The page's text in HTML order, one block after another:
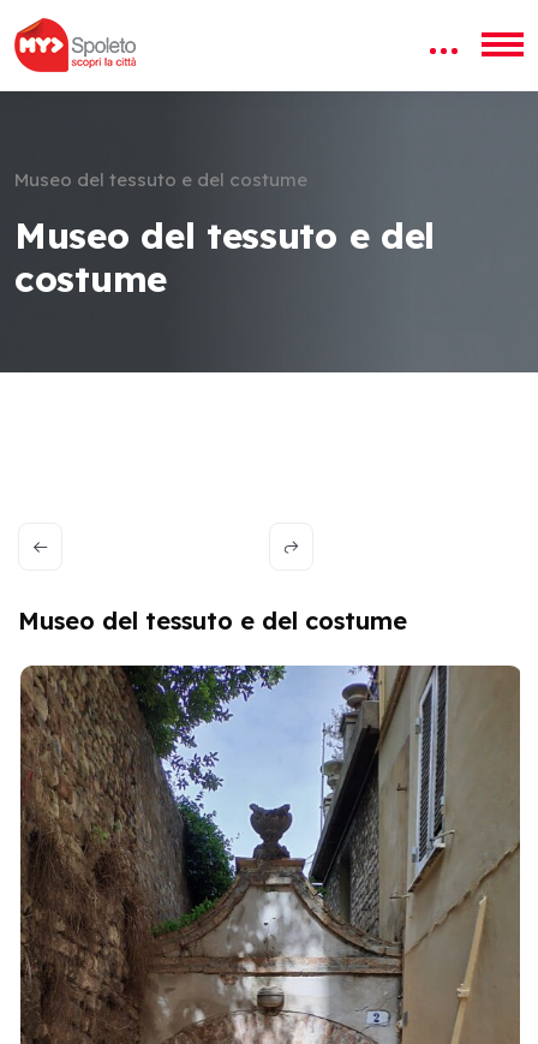
Museo del tessuto e del costume
Museo del tessuto e del
costume
Museo del tessuto e del costume